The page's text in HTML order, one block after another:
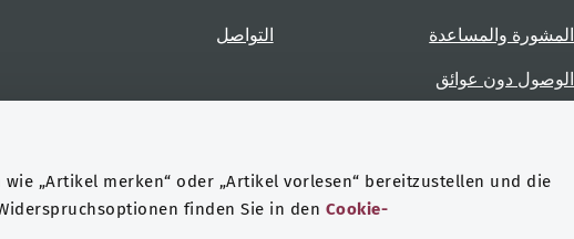
„Artikel merken“ oder „Artikel vorlesen“ bereitzustellen und die
finden Sie in den Cookie-
المشورة والمساعدة
الوصول دون عوائق
التواصل